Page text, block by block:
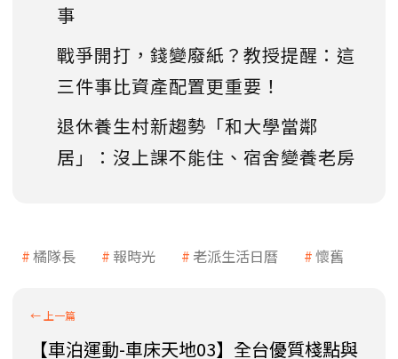
事
戰爭開打，錢變廢紙？教授提醒：這
三件事比資產配置更重要！
退休養生村新趨勢「和大學當鄰
居」：沒上課不能住、宿舍變養老房
橘隊長 報時光 老派生活日曆 懷舊
【車泊運動-車床天地03】全台優質棧點與